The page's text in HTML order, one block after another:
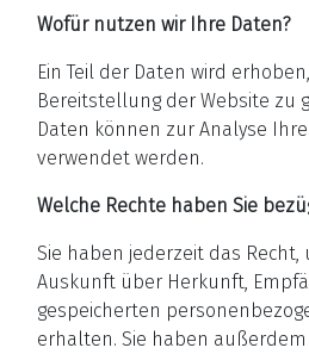
Wofür nutzen wir Ihre Daten?
Ein Teil der Daten wird
Bereitstellung der Website zu
Daten können zur Analyse
verwendet werden.
Welche Rechte haben Sie
Sie haben jederzeit das
Auskunft über Herkunft,
gespeicherten
erhalten. Sie haben außerdem